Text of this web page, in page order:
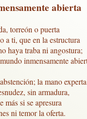
abierta
torreón o puerta
a ti, que en la estructura
haya traba ni angostura;
inmensamente
la mano experta
sin armadura,
más si se apresura
ni temor la oferta.